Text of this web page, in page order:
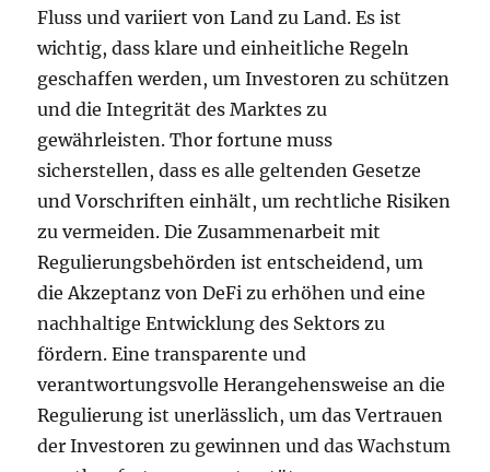
Fluss und variiert von Land zu Land. Es ist
wichtig, dass klare und einheitliche Regeln
geschaffen werden, um Investoren zu schützen
und die Integrität des Marktes zu
gewährleisten. Thor fortune muss
sicherstellen, dass es alle geltenden Gesetze
und Vorschriften einhält, um rechtliche Risiken
zu vermeiden. Die Zusammenarbeit mit
Regulierungsbehörden ist entscheidend, um
die Akzeptanz von DeFi zu erhöhen und eine
nachhaltige Entwicklung des Sektors zu
fördern. Eine transparente und
verantwortungsvolle Herangehensweise an die
Regulierung ist unerlässlich, um das Vertrauen
der Investoren zu gewinnen und das Wachstum